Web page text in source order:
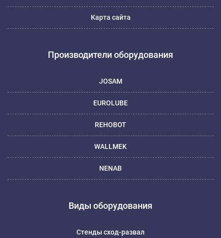
Карта сайта
Производители оборудования
JOSAM
EUROLUBE
REHOBOT
WALLMEK
NENAB
Виды оборудования
Стенды сход-развал